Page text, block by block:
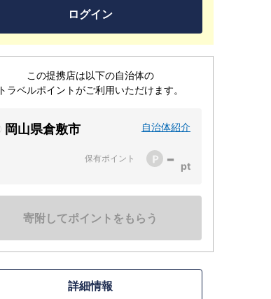
ログイン
この提携店は以下の自治体の
トラベルポイントがご利用いただけます。
岡山県倉敷市 自治体紹介
保有ポイント -
寄附してポイントをもらう
詳細情報